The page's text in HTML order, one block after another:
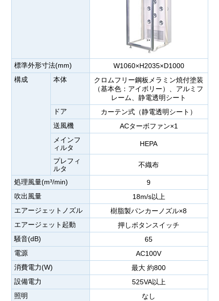
標準外形寸法(mm)
W1060×H2035×D1000
構成
本体
クロムフリー鋼板メラミン焼付塗装
（基本色：アイボリー）、アルミフ
レーム、静電透明シート
ドア
カーテン式（静電透明シート）
送風機
ACターボファン×1
メインフ
ィルタ
HEPA
プレフィ
ルタ
不織布
処理風量(m³/min)
9
吹出風量
18m/s以上
エアージェットノズル
樹脂製パンカーノズル×8
エアージェット起動
押しボタンスイッチ
騒音(dB)
65
電源
AC100V
消費電力(W)
最大 約800
設備電力
525VA以上
照明
なし